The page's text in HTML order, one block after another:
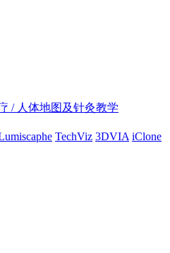
/ 人体地图及针灸教学
TechViz 3DVIA iClone